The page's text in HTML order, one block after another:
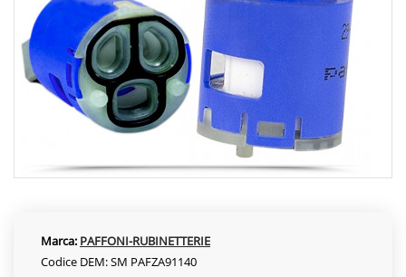
Marca: PAFFONI-RUBINETTERIE
Codice DEM: SM PAFZA91140